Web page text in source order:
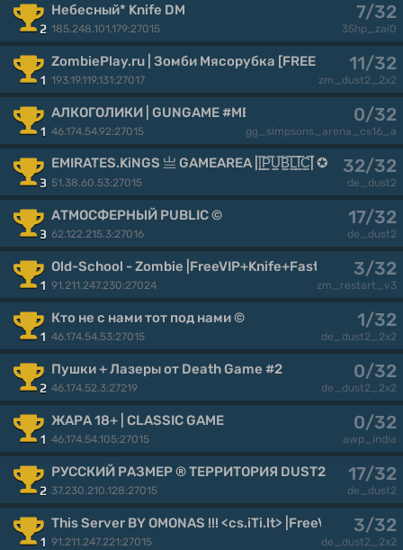
2
Небесный* Knife DM
185.248.101.179:27015
7/32
35hp_zai0
1
ZombiePlay.ru | Зoмби Mяcopyбкa [FREE GOLD]
193.19.119.131:27017
11/32
zm_dust2_2x2
1
АЛКОГОЛИКИ | GUNGAME #MEAT74.COM
46.174.54.92:27015
0/32
gg_simpsons_arena_cs16_a
3
EMIRATES.KiNGS 亗 GAMEAREA ||͇̿P͇̿U͇̿B͇̿L͇̿I͇̿C͇̿| ✪
51.38.60.53:27015
32/32
de_dust2
3
АТМОСФЕРНЫЙ PUBLIC ©
62.122.215.3:27016
17/32
de_dust2
1
Old-School - Zombie |FreeVIP+Knife+FastAmmo+FDL|
91.211.247.230:27024
3/32
zm_restart_v3
1
Кто не с нами тот под нами ©
46.174.54.53:27015
1/32
de_dust2_2x2
2
Пушки + Лазеры от Death Game #2
46.174.52.3:27219
0/32
de_dust2_2x2
1
ЖАРА 18+ | CLASSIC GAME
46.174.54.105:27015
0/32
awp_india
2
РУССКИЙ РАЗМЕР ® ТЕРРИТОРИЯ DUST2
37.230.210.128:27015
17/32
de_dust2
1
This Server BY OMONAS !!! <cs.iTi.lt> |FreeVip-Steam|
91.211.247.221:27015
3/32
de_dust2_2x2